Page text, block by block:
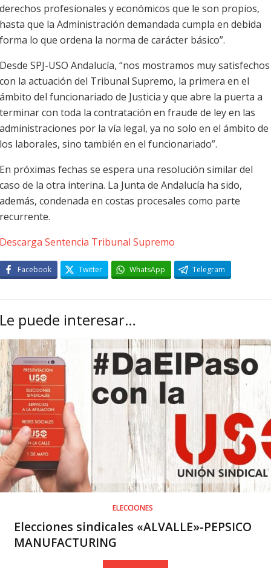
derechos profesionales y económicos que le son propios,
hasta que la Administración demandada cumpla en debida
forma lo que ordena la norma de carácter básico”.
Desde SPJ-USO Andalucía, “nos mostramos muy satisfechos
con la actuación del Tribunal Supremo, la primera en el
ámbito del funcionariado de Justicia y que abre la puerta a
terminar con toda la contratación en fraude de ley en las
administraciones por la vía legal, ya no solo en el ámbito de
los laborales, sino también en el funcionariado”.
En próximas fechas se espera una resolución similar del
caso de la otra interina. La Junta de Andalucía ha sido,
además, condenada en costas procesales como parte
recurrente.
Descarga Sentencia Tribunal Supremo
Facebook Twitter WhatsApp Telegram
Le puede interesar…
ELECCIONES
Elecciones sindicales «ALVALLE»-PEPSICO
MANUFACTURING